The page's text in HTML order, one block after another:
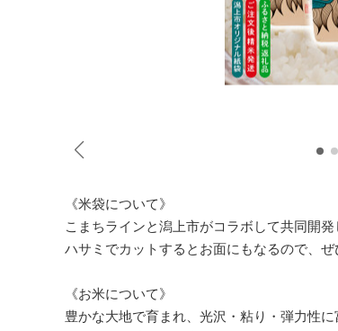
《米袋について》
こまちラインと潟上市がコラボして共同開
ハサミでカットするとお面にもなるので、
《お米について》
豊かな大地で育まれ、光沢・粘り・弾力性